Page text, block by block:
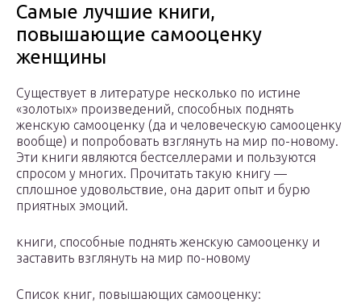
Самые лучшие книги,
повышающие самооценку
женщины
Существует в литературе несколько по истине
«золотых» произведений, способных поднять
женскую самооценку (да и человеческую самооценку
вообще) и попробовать взглянуть на мир по-новому.
Эти книги являются бестселлерами и пользуются
спросом у многих. Прочитать такую книгу —
сплошное удовольствие, она дарит опыт и бурю
приятных эмоций.
книги, способные поднять женскую самооценку и
заставить взглянуть на мир по-новому
Список книг, повышающих самооценку: